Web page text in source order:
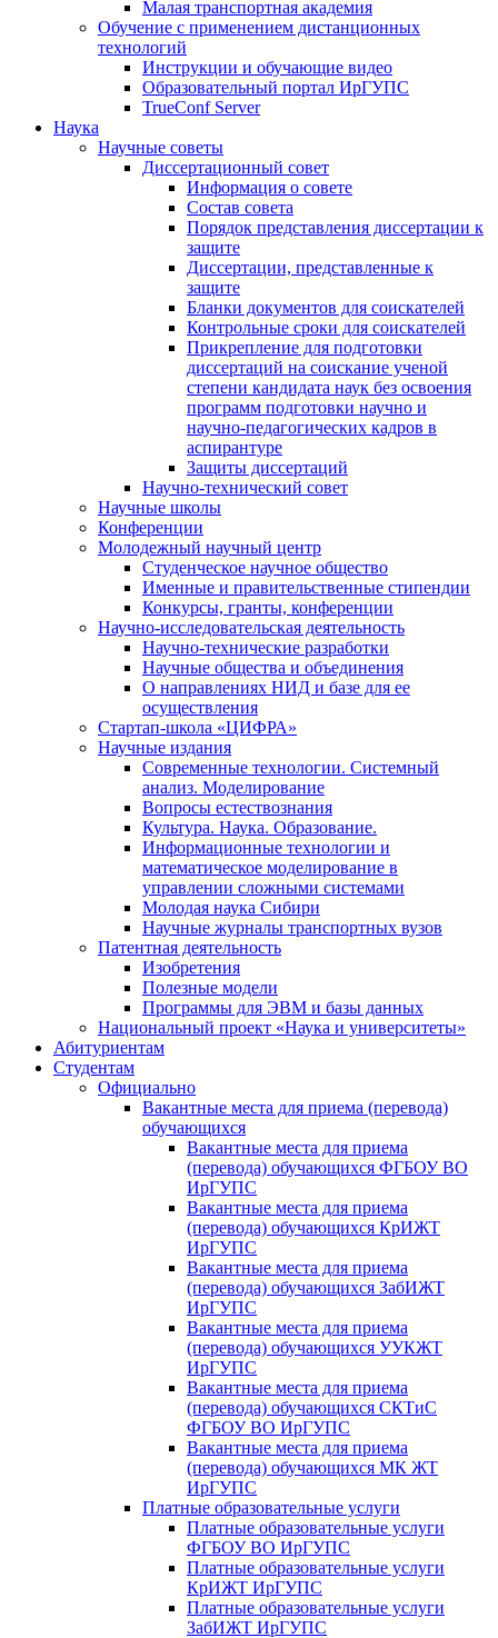
Малая транспортная академия
Обучение с применением дистанционных
технологий
Инструкции и обучающие видео
Образовательный портал ИрГУПС
TrueConf Server
Наука
Научные советы
Диссертационный совет
Информация о совете
Состав совета
Порядок представления диссертации к
защите
Диссертации, представленные к
защите
Бланки документов для соискателей
Контрольные сроки для соискателей
Прикрепление для подготовки
диссертаций на соискание ученой
степени кандидата наук без освоения
программ подготовки научно и
научно-педагогических кадров в
аспирантуре
Защиты диссертаций
Научно-технический совет
Научные школы
Конференции
Молодежный научный центр
Студенческое научное общество
Именные и правительственные стипендии
Конкурсы, гранты, конференции
Научно-исследовательская деятельность
Научно-технические разработки
Научные общества и объединения
О направлениях НИД и базе для ее
осуществления
Стартап-школа «ЦИФРА»
Научные издания
Современные технологии. Системный
анализ. Моделирование
Вопросы естествознания
Культура. Наука. Образование.
Информационные технологии и
математическое моделирование в
управлении сложными системами
Молодая наука Сибири
Научные журналы транспортных вузов
Патентная деятельность
Изобретения
Полезные модели
Программы для ЭВМ и базы данных
Национальный проект «Наука и университеты»
Абитуриентам
Студентам
Официально
Вакантные места для приема (перевода)
обучающихся
Вакантные места для приема
(перевода) обучающихся ФГБОУ ВО
ИрГУПС
Вакантные места для приема
(перевода) обучающихся КрИЖТ
ИрГУПС
Вакантные места для приема
(перевода) обучающихся ЗабИЖТ
ИрГУПС
Вакантные места для приема
(перевода) обучающихся УУКЖТ
ИрГУПС
Вакантные места для приема
(перевода) обучающихся СКТиС
ФГБОУ ВО ИрГУПС
Вакантные места для приема
(перевода) обучающихся МК ЖТ
ИрГУПС
Платные образовательные услуги
Платные образовательные услуги
ФГБОУ ВО ИрГУПС
Платные образовательные услуги
КрИЖТ ИрГУПС
Платные образовательные услуги
ЗабИЖТ ИрГУПС